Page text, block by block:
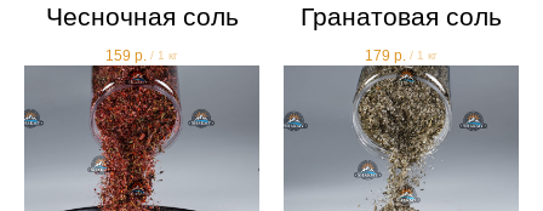
Чесночная соль
159 р. / 1 кг
Гранатовая соль
179 р. / 1 кг